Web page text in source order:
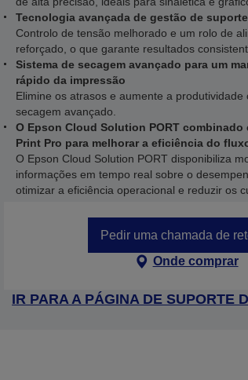
Tecnologia avançada de gestão de
Controlo de tensão melhorado e um rolo de
reforçado, o que garante resultados
Sistema de secagem avançado para um
rápido da impressão
Elimine os atrasos e aumente a produtividade
secagem avançado.
O Epson Cloud Solution PORT combinado
Print Pro para melhorar a eficiência do
O Epson Cloud Solution PORT disponibiliza
informações em tempo real sobre o
otimizar a eficiência operacional e reduzir os
Pedir uma chamada de
Onde comprar
IR PARA A PÁGINA DE SUPORTE